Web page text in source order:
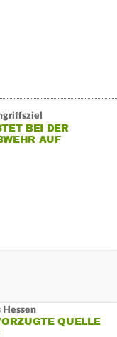
BEI DER
AUF
Hessen
QUELLE